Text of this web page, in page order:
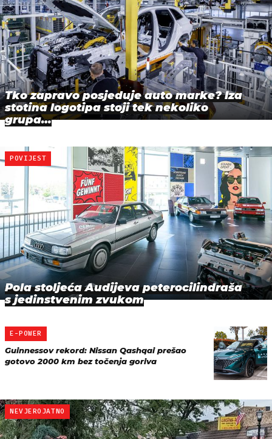
Tko zapravo posjeduje auto marke? Iza
stotina logotipa stoji tek nekoliko
grupa…
POVIJEST
Pola stoljeća Audijeva peterocilindraša
s jedinstvenim zvukom
E-POWER
Guinnessov rekord: Nissan Qashqai prešao
gotovo 2000 km bez točenja goriva
NEVJEROJATNO